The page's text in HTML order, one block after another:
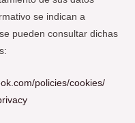
se indican a
pueden consultar dichas
policies/cookies/